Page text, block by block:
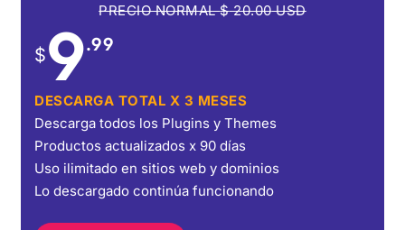
PRECIO NORMAL$20.00USD
$9.99
DESCARGA TOTAL X 3 MESES
Descarga todos los Plugins y Themes
Productos actualizados x 90 días
Uso ilimitado en sitios web y dominios
Lo descargado continúa funcionando